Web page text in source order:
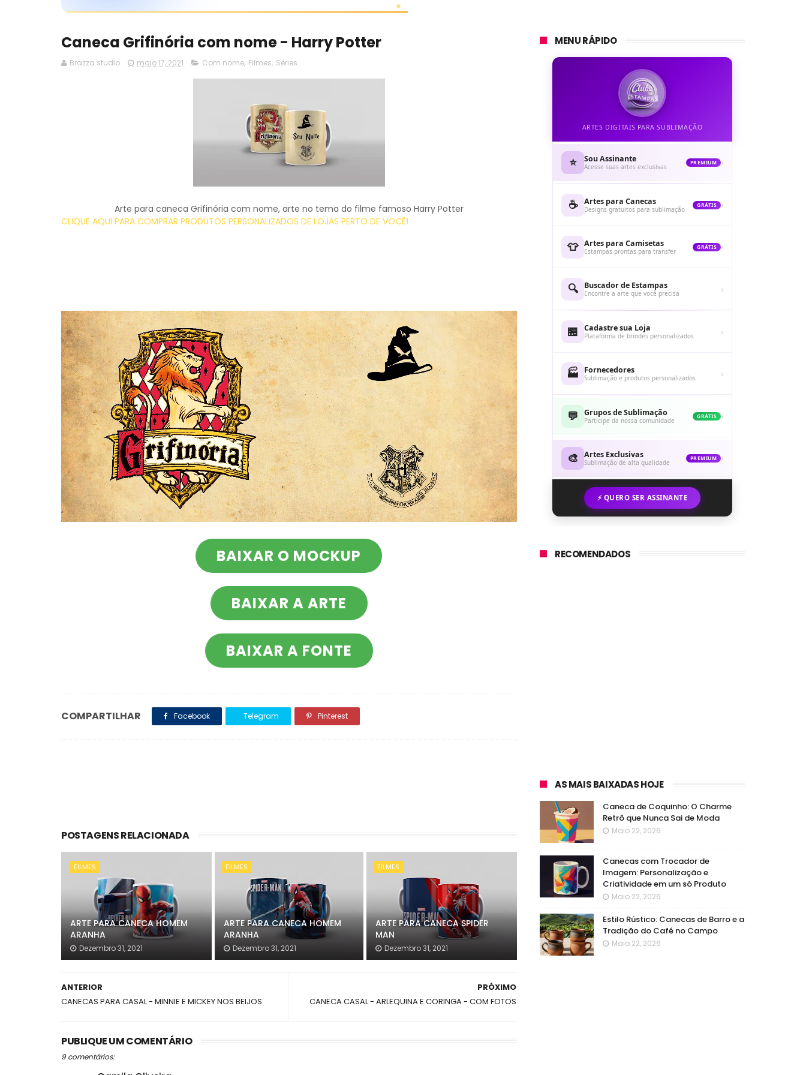
Caneca Grifinória com nome - Harry Potter
Brazza.studio maio 17, 2021 Com nome, Filmes, Séries
Arte para caneca Grifinória com nome, arte no tema do filme famoso Harry Potter
CLIQUE AQUI PARA COMPRAR PRODUTOS PERSONALIZADOS DE LOJAS PERTO DE VOCÊ!
BAIXAR O MOCKUP
BAIXAR A ARTE
BAIXAR A FONTE
COMPARTILHAR Facebook Telegram Pinterest
POSTAGENS RELACIONADA
FILMES
ARTE PARA CANECA HOMEM
ARANHA
Dezembro 31, 2021
FILMES
ARTE PARA CANECA HOMEM
ARANHA
Dezembro 31, 2021
FILMES
ARTE PARA CANECA SPIDER
MAN
Dezembro 31, 2021
PRÓXIMO
CANECA CASAL - ARLEQUINA E CORINGA - COM FOTOS
ANTERIOR
CANECAS PARA CASAL - MINNIE E MICKEY NOS BEIJOS
PUBLIQUE UM COMENTÁRIO
9 comentários:
MENU RÁPIDO
ARTES DIGITAIS PARA SUBLIMAÇÃO
⭐ Sou Assinante
Acesse suas artes exclusivas
PREMIUM ›
☕ Artes para Canecas
Designs gratuitos para sublimação
GRÁTIS ›
👕 Artes para Camisetas
Estampas prontas para transfer
GRÁTIS ›
🔍 Buscador de Estampas
Encontre a arte que você precisa ›
🏪 Cadastre sua Loja
Plataforma de brindes personalizados ›
🏭 Fornecedores
Sublimação e produtos personalizados ›
💬 Grupos de Sublimação
Participe da nossa comunidade
GRÁTIS ›
🎨 Artes Exclusivas
Sublimação de alta qualidade
PREMIUM ›
⚡ QUERO SER ASSINANTE
RECOMENDADOS
AS MAIS BAIXADAS HOJE
Caneca de Coquinho: O Charme
Retrô que Nunca Sai de Moda
Maio 22, 2026
Canecas com Trocador de
Imagem: Personalização e
Criatividade em um só Produto
Maio 22, 2026
Estilo Rústico: Canecas de Barro e a
Tradição do Café no Campo
Maio 22, 2026